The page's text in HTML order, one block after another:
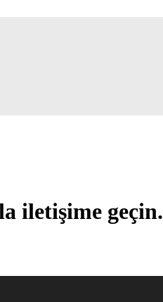
iletişime geçin.